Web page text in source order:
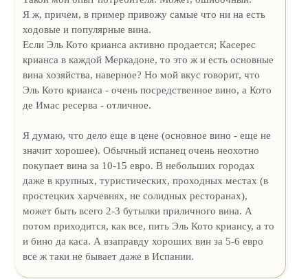
Я ж, причем, в пример привожу самые что ни на есть
ходовые и популярные вина.
Если Эль Кото крианса активно продается; Касерес
крианса в каждой Меркадоне, то это ж и есть основные
вина хозяйства, наверное? Но мой вкус говорит, что
Эль Кото крианса - очень посредственное вино, а Кото
де Имас ресерва - отличное.
Я думаю, что дело еще в цене (основное вино - еще не
значит хорошее). Обычный испанец очень неохотно
покупает вина за 10-15 евро. В небольших городах
даже в крупных, туристических, проходных местах (в
простецких харчевнях, не солидных ресторанах),
может быть всего 2-3 бутылки приличного вина. А
потом приходится, как все, пить Эль Кото криансу, а то
и бино да каса. А взаправду хороших вин за 5-6 евро
все ж таки не бывает даже в Испании.